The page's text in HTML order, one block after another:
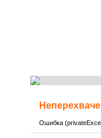
Ошибка